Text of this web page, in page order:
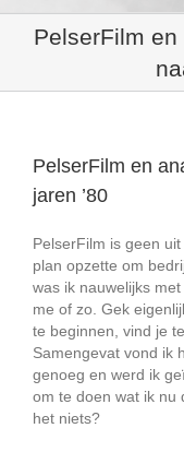
PelserFilm
PelserFilm en
jaren ’80
PelserFilm is geen
plan opzette om
was ik nauwelijks
me of zo. Gek
te beginnen, vind je
Samengevat vond ik
genoeg en werd ik
om te doen wat ik nu
het niets?